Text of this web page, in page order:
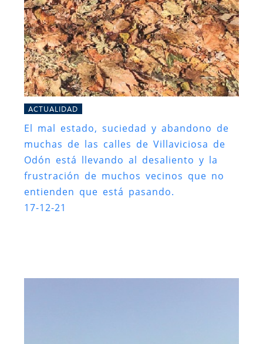
ACTUALIDAD
El mal estado, suciedad y abandono de
muchas de las calles de Villaviciosa de
Odón está llevando al desaliento y la
frustración de muchos vecinos que no
entienden que está pasando.
17-12-21